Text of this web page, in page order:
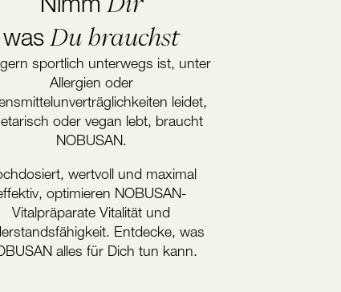
Nimm
wasDu brauchst
sportlich unterwegs ist, unter
Allergien oder
leidet,
oder vegan lebt, braucht
NOBUSAN.
wertvoll und maximal
optimieren NOBUSAN-
Vitalpräparate Vitalität und
Entdecke, was
alles für Dich tun kann.